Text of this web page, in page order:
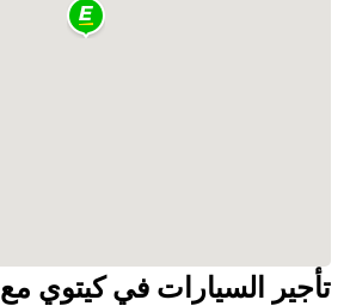
تأجير السيارات في كيتوي مع Europcar